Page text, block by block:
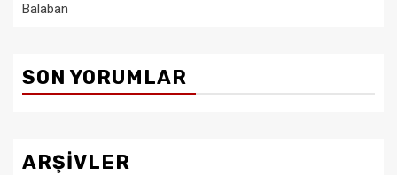
Balaban
SON YORUMLAR
ARŞIVLER